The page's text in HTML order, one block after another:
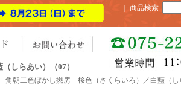
しらあい）（07）
朝二色ぼかし撚房 桜色（さくらいろ）／白藍（し
商品検索: